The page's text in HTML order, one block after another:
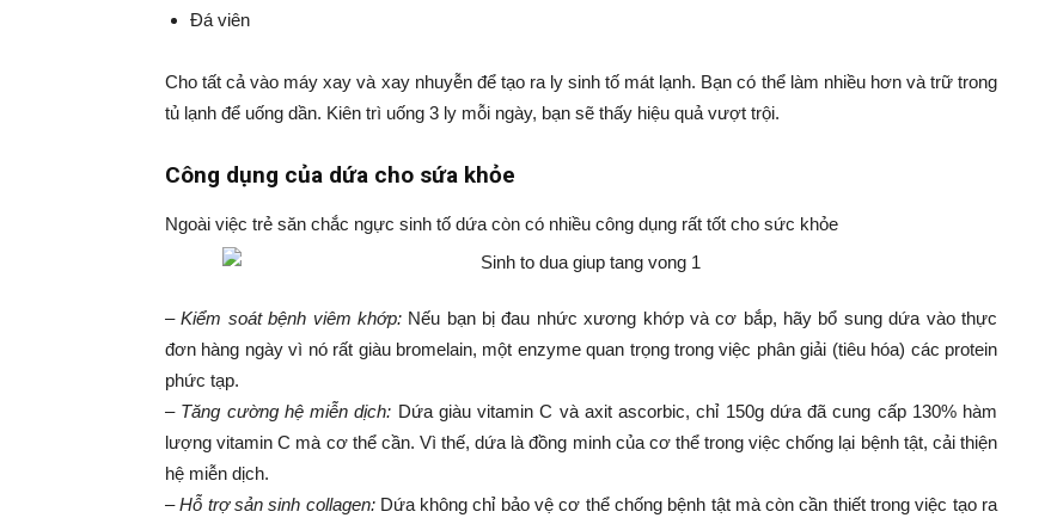
Đá viên
Cho tất cả vào máy xay và xay nhuyễn để tạo ra ly sinh tố mát lạnh. Bạn có thể làm nhiều hơn và trữ trong
tủ lạnh để uống dần. Kiên trì uống 3 ly mỗi ngày, bạn sẽ thấy hiệu quả vượt trội.
Công dụng của dứa cho sứa khỏe
Ngoài việc trẻ săn chắc ngực sinh tố dứa còn có nhiều công dụng rất tốt cho sức khỏe
– Kiểm soát bệnh viêm khớp:Nếu bạn bị đau nhức xương khớp và cơ bắp, hãy bổ sung dứa vào thực
đơn hàng ngày vì nó rất giàu bromelain, một enzyme quan trọng trong việc phân giải (tiêu hóa) các protein
phức tạp.
– Tăng cường hệ miễn dịch: Dứa giàu vitamin C và axit ascorbic, chỉ 150g dứa đã cung cấp 130% hàm
lượng vitamin C mà cơ thể cần. Vì thế, dứa là đồng minh của cơ thể trong việc chống lại bệnh tật, cải thiện
hệ miễn dịch.
– Hỗ trợ sản sinh collagen:Dứa không chỉ bảo vệ cơ thể chống bệnh tật mà còn cần thiết trong việc tạo ra